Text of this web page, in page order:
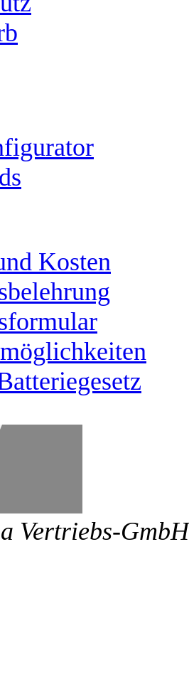
Kosten
Vertriebs-GmbH